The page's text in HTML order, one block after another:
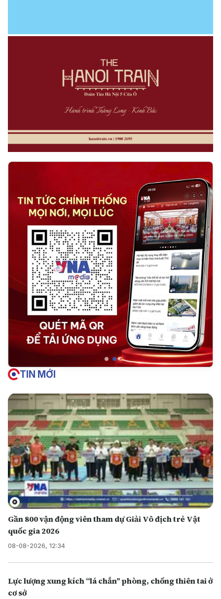
TIN MỚI
Gần 800 vận động viên tham dự Giải Vô địch trẻ Vật
quốc gia 2026
08-08-2026, 12:34
Lực lượng xung kích “lá chắn” phòng, chống thiên tai ở
cơ sở